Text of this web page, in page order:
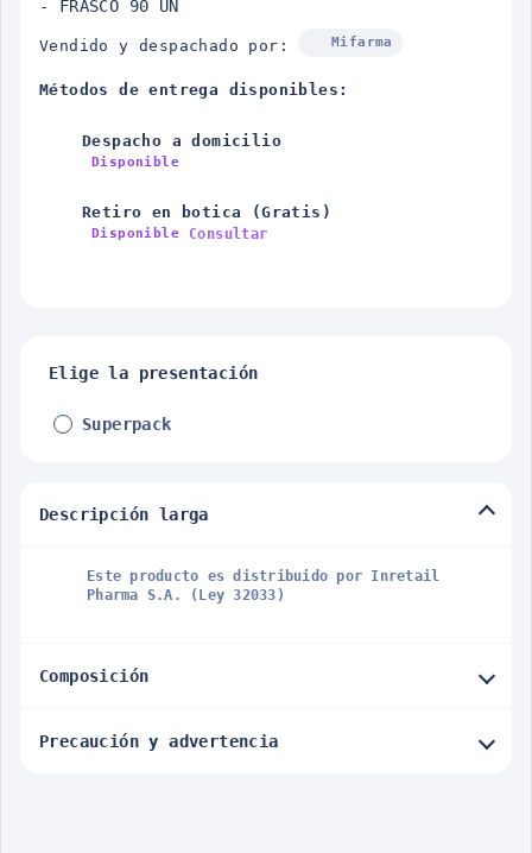
- FRASCO 90 UN
Vendido y despachado por: Mifarma
Métodos de entrega disponibles:
Despacho a domicilio
Disponible
Retiro en botica (Gratis)
Disponible Consultar
Elige la presentación
Superpack
Descripción larga
Este producto es distribuido por Inretail
Pharma S.A. (Ley 32033)
Composición
Precaución y advertencia